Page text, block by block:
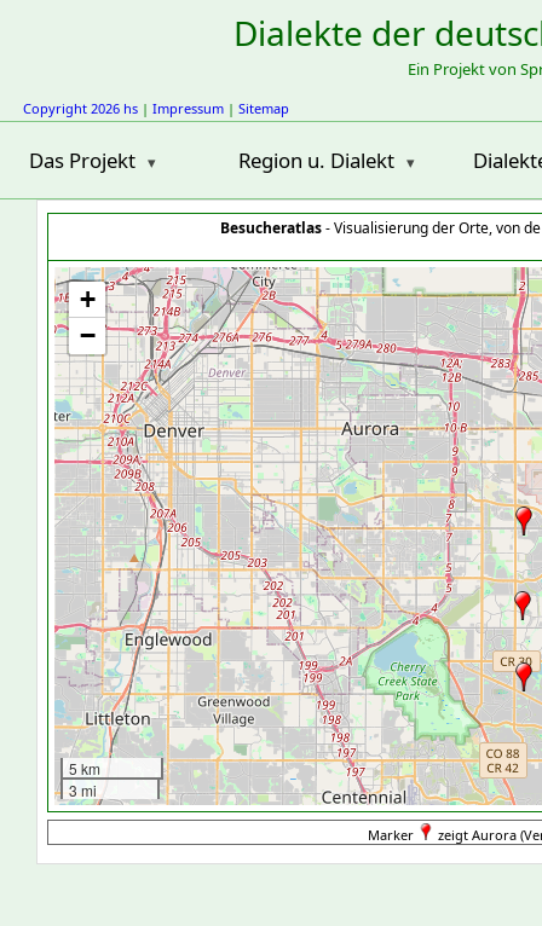
Dialekte der
Ein Projekt von
Copyright 2026 hs | Impressum | Sitemap
Das Projekt Region u. Dialekt
Besucheratlas- Visualisierung der Orte, von
+
−
5 km
3 mi
Marker zeigt Aurora